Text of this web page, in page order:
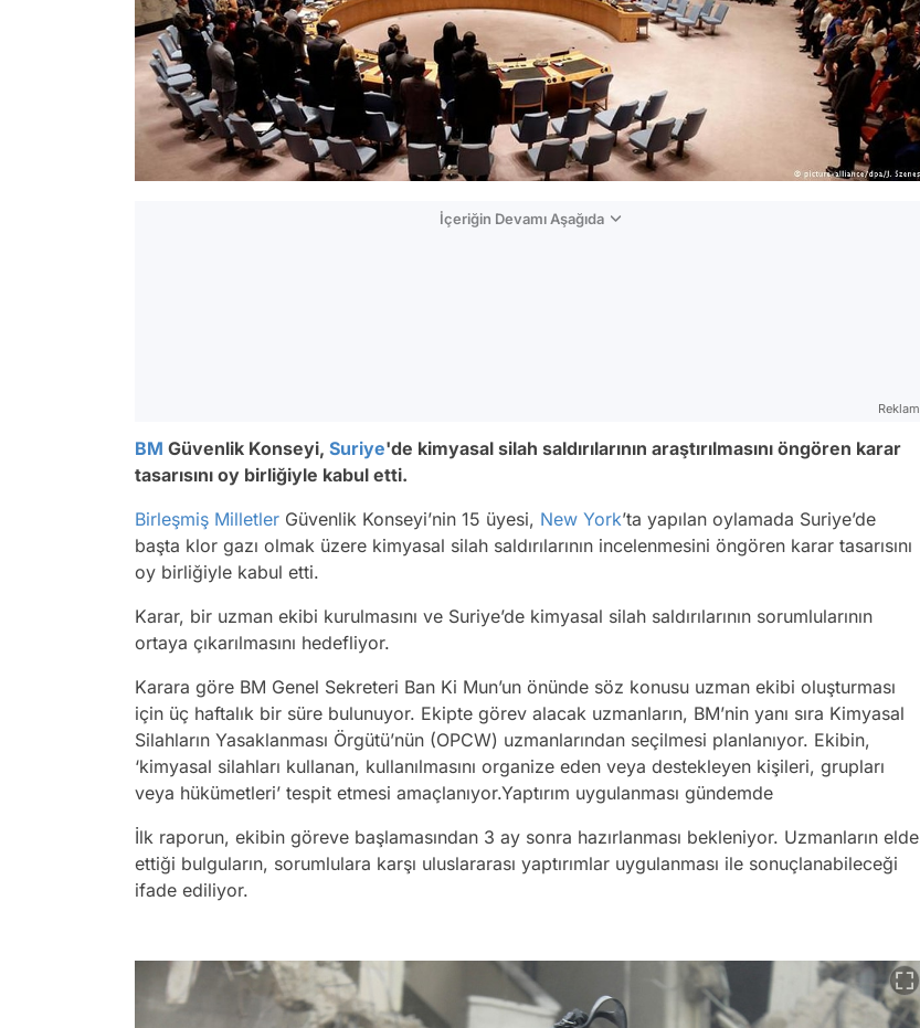
İçeriğin Devamı Aşağıda
Reklam
BM Güvenlik Konseyi, Suriye'de kimyasal silah saldırılarının araştırılmasını öngören karar
tasarısını oy birliğiyle kabul etti.
Birleşmiş Milletler Güvenlik Konseyi’nin 15 üyesi, New York’ta yapılan oylamada Suriye’de
başta klor gazı olmak üzere kimyasal silah saldırılarının incelenmesini öngören karar tasarısını
oy birliğiyle kabul etti.
Karar, bir uzman ekibi kurulmasını ve Suriye’de kimyasal silah saldırılarının sorumlularının
ortaya çıkarılmasını hedefliyor.
Karara göre BM Genel Sekreteri Ban Ki Mun’un önünde söz konusu uzman ekibi oluşturması
için üç haftalık bir süre bulunuyor. Ekipte görev alacak uzmanların, BM’nin yanı sıra Kimyasal
Silahların Yasaklanması Örgütü’nün (OPCW) uzmanlarından seçilmesi planlanıyor. Ekibin,
‘kimyasal silahları kullanan, kullanılmasını organize eden veya destekleyen kişileri, grupları
veya hükümetleri’ tespit etmesi amaçlanıyor.Yaptırım uygulanması gündemde
İlk raporun, ekibin göreve başlamasından 3 ay sonra hazırlanması bekleniyor. Uzmanların elde
ettiği bulguların, sorumlulara karşı uluslararası yaptırımlar uygulanması ile sonuçlanabileceği
ifade ediliyor.